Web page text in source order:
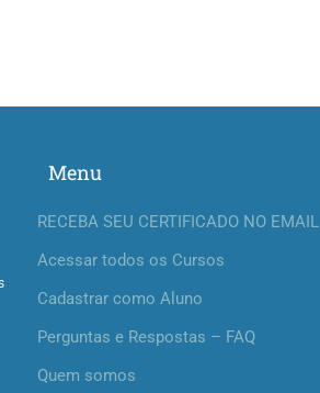
Menu
RECEBA SEU CERTIFICADO NO EMAIL
Acessar todos os Cursos
Cadastrar como Aluno
Perguntas e Respostas – FAQ
Quem somos